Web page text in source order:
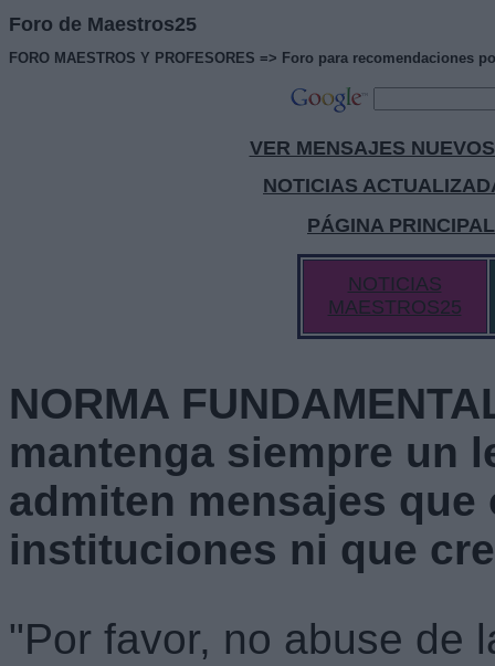
Foro de Maestros25
FORO MAESTROS Y PROFESORES => Foro para
VER MENSAJES
NOTICIAS
PÁGINA
NOTICIAS
MAESTROS25
NORMA
mantenga siempre un
admiten mensajes
instituciones ni que
"Por favor, no abuse de